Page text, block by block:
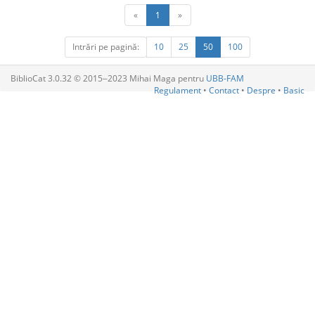
« 1 »
Intrări pe pagină: 10 25 50 100
BiblioCat 3.0.32 © 2015‒2023 Mihai Maga pentru UBB-FAM
Regulament • Contact • Despre • Basic